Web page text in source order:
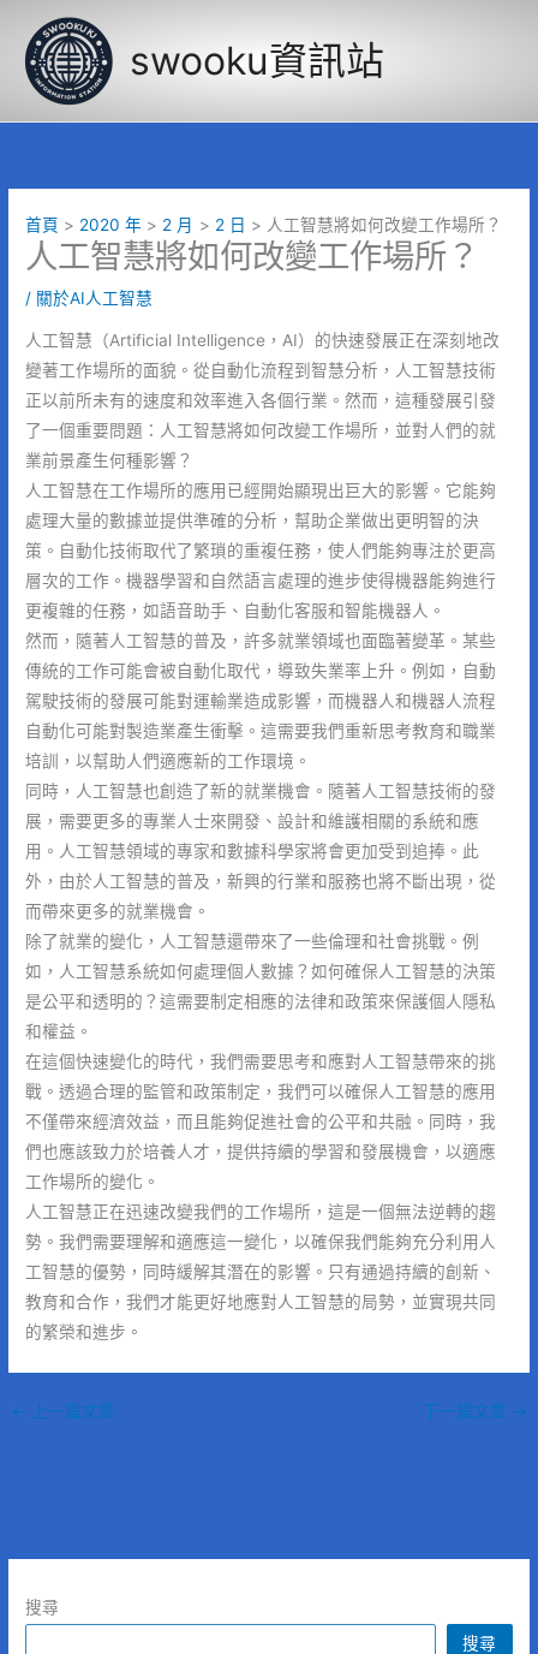
swooku資訊站
首頁 2020 年 2 月 2 日 人工智慧將如何改變工作場所？
人工智慧將如何改變工作場所？
/ 關於AI人工智慧
人工智慧（Artificial Intelligence，AI）的快速發展正在深刻地改
變著工作場所的面貌。從自動化流程到智慧分析，人工智慧技術
正以前所未有的速度和效率進入各個行業。然而，這種發展引發
了一個重要問題：人工智慧將如何改變工作場所，並對人們的就
業前景產生何種影響？
人工智慧在工作場所的應用已經開始顯現出巨大的影響。它能夠
處理大量的數據並提供準確的分析，幫助企業做出更明智的決
策。自動化技術取代了繁瑣的重複任務，使人們能夠專注於更高
層次的工作。機器學習和自然語言處理的進步使得機器能夠進行
更複雜的任務，如語音助手、自動化客服和智能機器人。
然而，隨著人工智慧的普及，許多就業領域也面臨著變革。某些
傳統的工作可能會被自動化取代，導致失業率上升。例如，自動
駕駛技術的發展可能對運輸業造成影響，而機器人和機器人流程
自動化可能對製造業產生衝擊。這需要我們重新思考教育和職業
培訓，以幫助人們適應新的工作環境。
同時，人工智慧也創造了新的就業機會。隨著人工智慧技術的發
展，需要更多的專業人士來開發、設計和維護相關的系統和應
用。人工智慧領域的專家和數據科學家將會更加受到追捧。此
外，由於人工智慧的普及，新興的行業和服務也將不斷出現，從
而帶來更多的就業機會。
除了就業的變化，人工智慧還帶來了一些倫理和社會挑戰。例
如，人工智慧系統如何處理個人數據？如何確保人工智慧的決策
是公平和透明的？這需要制定相應的法律和政策來保護個人隱私
和權益。
在這個快速變化的時代，我們需要思考和應對人工智慧帶來的挑
戰。透過合理的監管和政策制定，我們可以確保人工智慧的應用
不僅帶來經濟效益，而且能夠促進社會的公平和共融。同時，我
們也應該致力於培養人才，提供持續的學習和發展機會，以適應
工作場所的變化。
人工智慧正在迅速改變我們的工作場所，這是一個無法逆轉的趨
勢。我們需要理解和適應這一變化，以確保我們能夠充分利用人
工智慧的優勢，同時緩解其潛在的影響。只有通過持續的創新、
教育和合作，我們才能更好地應對人工智慧的局勢，並實現共同
的繁榮和進步。
← 上一篇文章 下一篇文章 →
搜尋
搜尋